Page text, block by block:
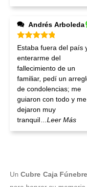
Andrés Arboleda
Valorado en 5 de 5
Estaba fuera del país
enterarme del
fallecimiento de un
familiar, pedí un
de condolencias; me
guiaron con todo y me
dejaron muy
tranquil
...Leer Más
UnCubre Caja